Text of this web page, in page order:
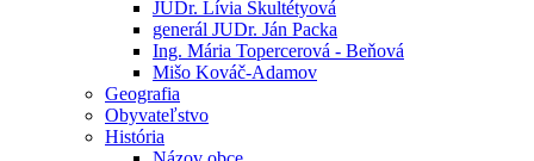
JUDr. Lívia Škultétyová
generál JUDr. Ján Packa
Ing. Mária Topercerová - Beňová
Mišo Kováč-Adamov
Geografia
Obyvateľstvo
História